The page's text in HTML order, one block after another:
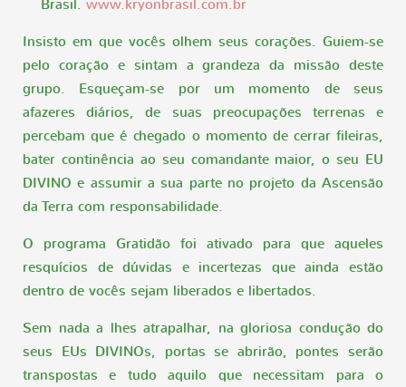
Brasil. www.kryonbrasil.com.br
Insisto em que vocês olhem seus corações. Guiem-se
pelo coração e sintam a grandeza da missão deste
grupo. Esqueçam-se por um momento de seus
afazeres diários, de suas preocupações terrenas e
percebam que é chegado o momento de cerrar fileiras,
bater continência ao seu comandante maior, o seu EU
DIVINO e assumir a sua parte no projeto da Ascensão
da Terra com responsabilidade.
O programa Gratidão foi ativado para que aqueles
resquícios de dúvidas e incertezas que ainda estão
dentro de vocês sejam liberados e libertados.
Sem nada a lhes atrapalhar, na gloriosa condução do
seus EUs DIVINOs, portas se abrirão, pontes serão
transpostas e tudo aquilo que necessitam para o